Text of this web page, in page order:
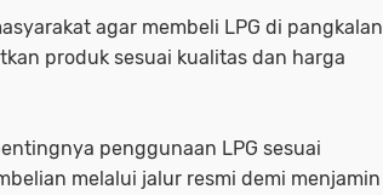
agar membeli LPG di pangkalan
produk sesuai kualitas dan harga
penggunaan LPG sesuai
melalui jalur resmi demi menjamin